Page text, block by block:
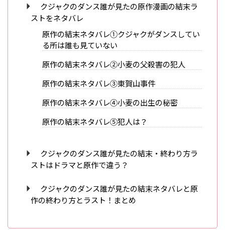
クジャクのダンス誰が見たの原作漫画の結末ラ
ストをネタバレ
原作の結末ネタバレ①クジャクがダンスしてい
る所は誰も見ていない
原作の結末ネタバレ②小麦の父殺害の犯人
原作の結末ネタバレ③東賀山事件
原作の結末ネタバレ④小麦の出生の秘密
原作の結末ネタバレ⑤犯人は？
クジャクのダンス誰が見たの結末・終わり方ラ
ストはドラマと原作で違う？
クジャクのダンス誰が見たの結末ネタバレと原
作の終わり方とラスト！まとめ